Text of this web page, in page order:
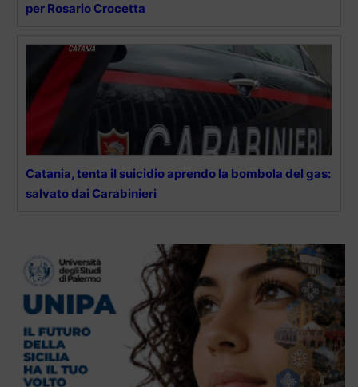
per Rosario Crocetta
Catania, tenta il suicidio aprendo la bombola del gas:
salvato dai Carabinieri